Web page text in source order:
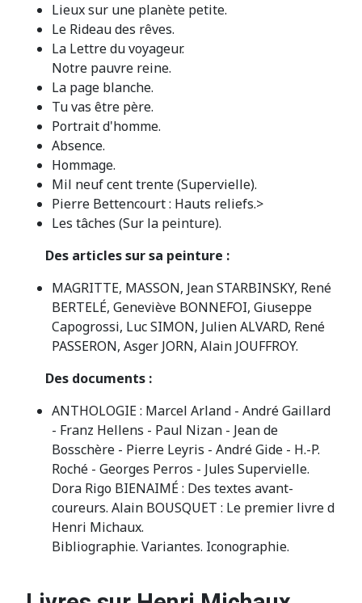
Lieux sur une planète petite.
Le Rideau des rêves.
La Lettre du voyageur.
Notre pauvre reine.
La page blanche.
Tu vas être père.
Portrait d'homme.
Absence.
Hommage.
Mil neuf cent trente (Supervielle).
Pierre Bettencourt : Hauts reliefs.>
Les tâches (Sur la peinture).
Des articles sur sa peinture :
MAGRITTE, MASSON, Jean STARBINSKY, René
BERTELÉ, Geneviève BONNEFOI, Giuseppe
Capogrossi, Luc SIMON, Julien ALVARD, René
PASSERON, Asger JORN, Alain JOUFFROY.
Des documents :
ANTHOLOGIE : Marcel Arland - André Gaillard
- Franz Hellens - Paul Nizan - Jean de
Bosschère - Pierre Leyris - André Gide - H.-P.
Roché - Georges Perros - Jules Supervielle.
Dora Rigo BIENAIMÉ : Des textes avant-
coureurs. Alain BOUSQUET : Le premier livre d
Henri Michaux.
Bibliographie. Variantes. Iconographie.